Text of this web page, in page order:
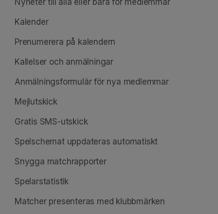
Nyheter till alla eller bara för medlemmar
Kalender
Prenumerera på kalendern
Kallelser och anmälningar
Anmälningsformulär för nya medlemmar
Mejlutskick
Gratis SMS-utskick
Spelschemat uppdateras automatiskt
Snygga matchrapporter
Spelarstatistik
Matcher presenteras med klubbmärken